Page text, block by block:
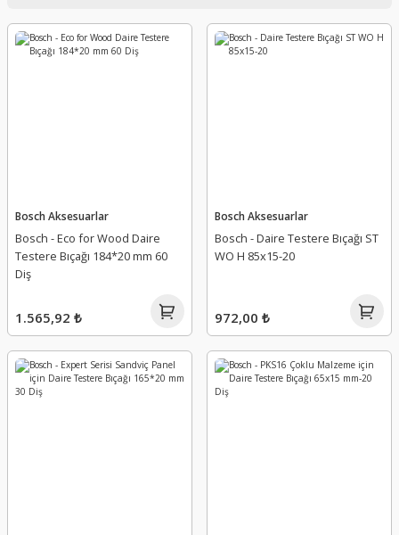
Bosch Aksesuarlar
Bosch - Eco for Wood Daire
Testere Bıçağı 184*20 mm 60
Diş
1.565,92 ₺
Bosch Aksesuarlar
Bosch - Daire Testere Bıçağı ST
WO H 85x15-20
972,00 ₺